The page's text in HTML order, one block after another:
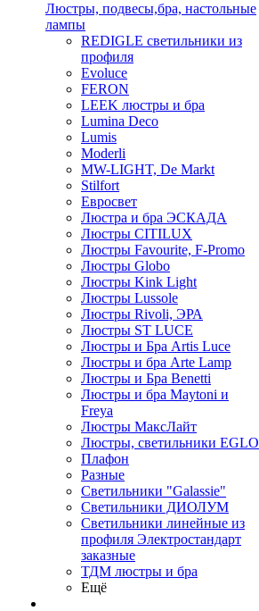
Люстры, подвесы,бра, настольные
лампы
REDIGLE светильники из
профиля
Evoluce
FERON
LEEK люстры и бра
Lumina Deco
Lumis
Moderli
MW-LIGHT, De Markt
Stilfort
Евросвет
Люстра и бра ЭСКАДА
Люстры CITILUX
Люстры Favourite, F-Promo
Люстры Globo
Люстры Kink Light
Люстры Lussole
Люстры Rivoli, ЭРА
Люстры ST LUCE
Люстры и Бра Artis Luce
Люстры и бра Arte Lamp
Люстры и Бра Benetti
Люстры и бра Maytoni и
Freya
Люстры МаксЛайт
Люстры, светильники EGLO
Плафон
Разные
Светильники "Galassie"
Светильники ДИОЛУМ
Светильники линейные из
профиля Электростандарт
заказные
ТДМ люстры и бра
Ещё